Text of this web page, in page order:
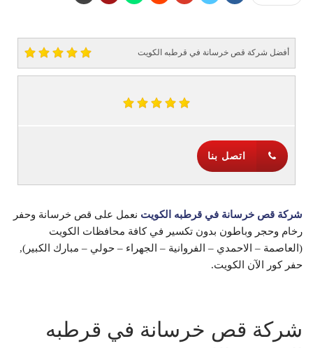
أفضل شركة قص خرسانة في قرطبه الكويت
اتصل بنا
شركة قص خرسانة في قرطبه الكويت نعمل على قص خرسانة وحفر
رخام وحجر وباطون بدون تكسير في كافة محافظات الكويت
(العاصمة – الاحمدي – الفروانية – الجهراء – حولي – مبارك الكبير),
حفر كور الآن الكويت.
شركة قص خرسانة في قرطبه